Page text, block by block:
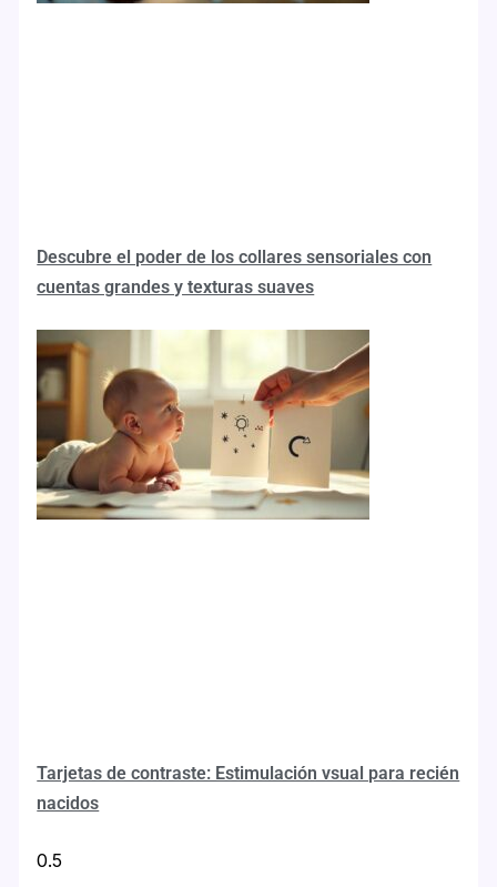
Descubre el poder de los collares sensoriales con
cuentas grandes y texturas suaves
Tarjetas de contraste: Estimulación vsual para recién
nacidos